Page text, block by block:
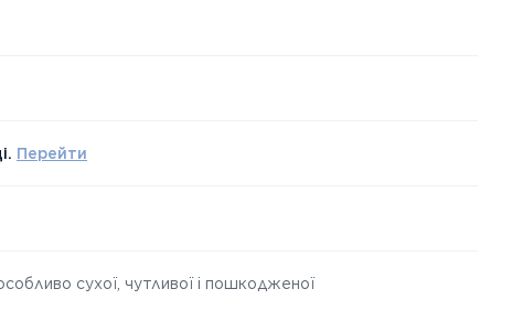
Перейти
сухої, чутливої ​​і пошкодженої